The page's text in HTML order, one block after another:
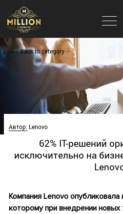
<<< Back to category
Автор:Lenovo
62% ІТ-решений
исключительно на
Компания Lenovo опубликовала
которому при внедрении новых